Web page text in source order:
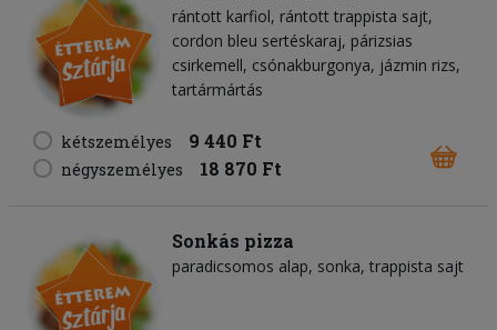
rántott karfiol, rántott trappista sajt,
cordon bleu sertéskaraj, párizsias
csirkemell, csónakburgonya, jázmin rizs,
tartármártás
kétszemélyes 9 440 Ft
négyszemélyes 18 870 Ft
Sonkás pizza
paradicsomos alap sonka trappista sajt